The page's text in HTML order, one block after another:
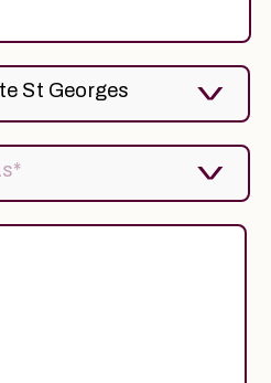
St Georges